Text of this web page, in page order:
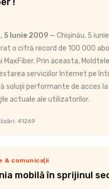
41269
5 Iunie 2009 — Chişinău, 5
o cifră record de 100 000
MaxFiber. Prin aceasta,
serviciilor Internet pe
soluţii performante de acces
actuale ale utilizatorilor.
& comunicaţii
mobilă în sprijinul